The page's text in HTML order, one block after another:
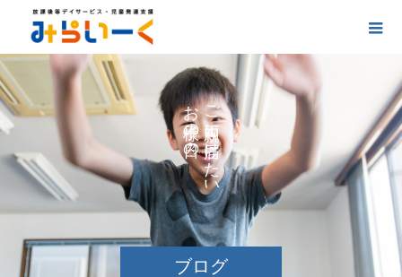
ブログ
ご
に
け
た
い
お
の
の